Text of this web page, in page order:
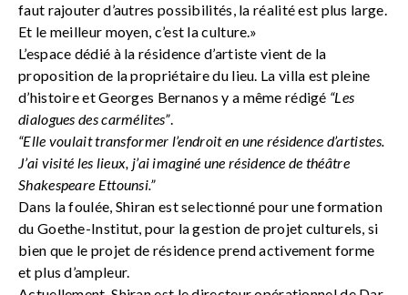
faut rajouter d’autres possibilités, la réalité est plus large.
Et le meilleur moyen, c’est la culture.»
L’espace dédié à la résidence d’artiste vient de la
proposition de la propriétaire du lieu. La villa est pleine
d’histoire et Georges Bernanos y a même rédigé “Les
dialogues des carmélites”.
“Elle voulait transformer l’endroit en une résidence d’artistes.
J’ai visité les lieux, j’ai imaginé une résidence de théâtre
Shakespeare Ettounsi.”
Dans la foulée, Shiran est selectionné pour une formation
du Goethe-Institut, pour la gestion de projet culturels, si
bien que le projet de résidence prend activement forme
et plus d’ampleur.